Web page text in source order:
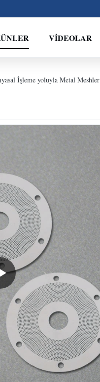
VİDEOLAR
İşleme yoluyla Metal Meshler